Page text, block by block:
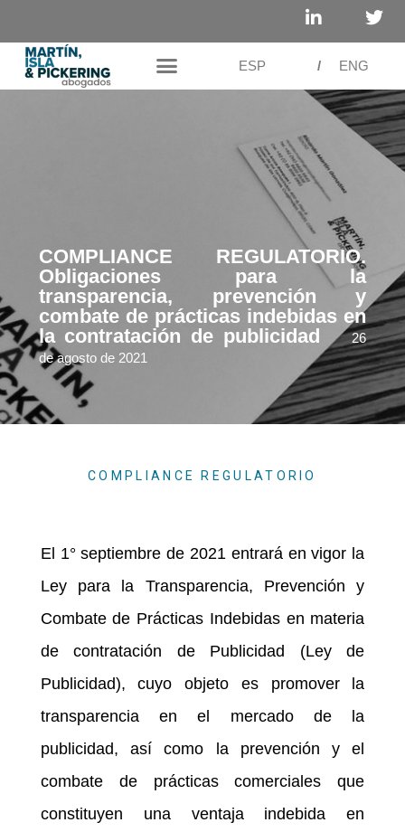
ESP / ENG
COMPLIANCE REGULATORIO.
Obligaciones para la
transparencia, prevención y
combate de prácticas indebidas en
la contratación de publicidad
26
de agosto de 2021
COMPLIANCE REGULATORIO
El 1° septiembre de 2021 entrará en vigor la
Ley para la Transparencia, Prevención y
Combate de Prácticas Indebidas en materia
de contratación de Publicidad (Ley de
Publicidad), cuyo objeto es promover la
transparencia en el mercado de la
publicidad, así como la prevención y el
combate de prácticas comerciales que
constituyen una ventaja indebida en